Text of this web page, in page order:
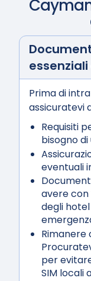
Prima di
assicuratevi
Requisiti
bisogno
eventuali
avere
degli
Rimanere
per
SIM locali